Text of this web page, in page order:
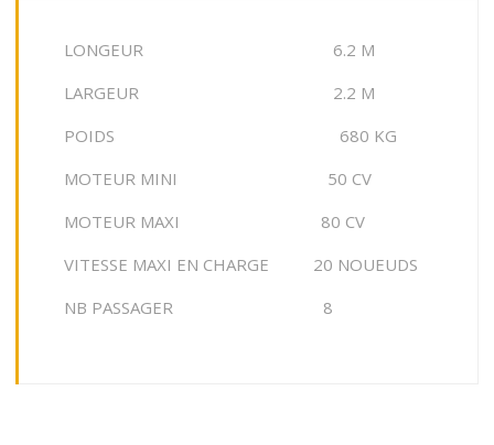
LONGEUR 6.2 M
LARGEUR 2.2 M
POIDS 680 KG
MOTEUR MINI 50 CV
MOTEUR MAXI 80 CV
VITESSE MAXI EN CHARGE 20 NOUEUDS
NB PASSAGER 8